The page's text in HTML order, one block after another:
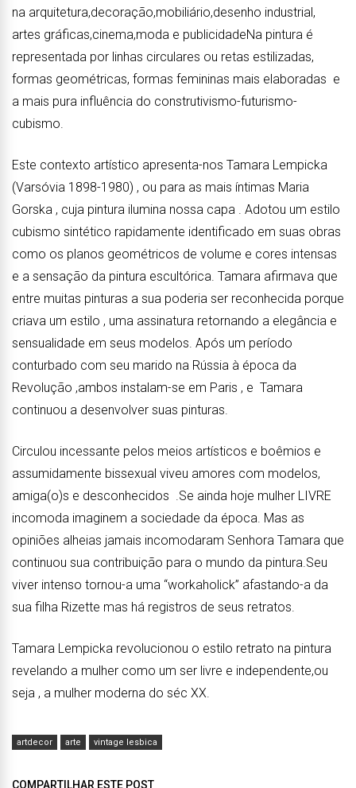
na arquitetura,decoração,mobiliário,desenho industrial,
artes gráficas,cinema,moda e publicidadeNa pintura é
representada por linhas circulares ou retas estilizadas,
formas geométricas, formas femininas mais elaboradas e
a mais pura influência do construtivismo-futurismo-
cubismo.
Este contexto artístico apresenta-nos Tamara Lempicka
(Varsóvia 1898-1980) , ou para as mais íntimas Maria
Gorska , cuja pintura ilumina nossa capa . Adotou um estilo
cubismo sintético rapidamente identificado em suas obras
como os planos geométricos de volume e cores intensas
e a sensação da pintura escultórica. Tamara afirmava que
entre muitas pinturas a sua poderia ser reconhecida porque
criava um estilo , uma assinatura retornando a elegância e
sensualidade em seus modelos. Após um período
conturbado com seu marido na Rússia à época da
Revolução ,ambos instalam-se em Paris , e Tamara
continuou a desenvolver suas pinturas.
Circulou incessante pelos meios artísticos e boêmios e
assumidamente bissexual viveu amores com modelos,
amiga(o)s e desconhecidos .Se ainda hoje mulher LIVRE
incomoda imaginem a sociedade da época. Mas as
opiniões alheias jamais incomodaram Senhora Tamara que
continuou sua contribuição para o mundo da pintura.Seu
viver intenso tornou-a uma “workaholick” afastando-a da
sua filha Rizette mas há registros de seus retratos.
Tamara Lempicka revolucionou o estilo retrato na pintura
revelando a mulher como um ser livre e independente,ou
seja , a mulher moderna do séc XX.
artdecor arte vintage lesbica
COMPARTILHAR ESTE POST